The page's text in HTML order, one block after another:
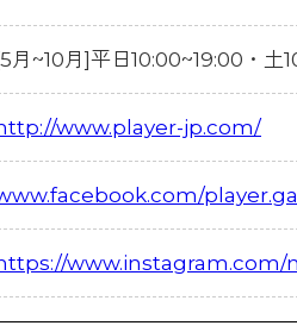
月~10月]平日10:00~19:00・土
www.player-jp.com/
www.instagram.com/